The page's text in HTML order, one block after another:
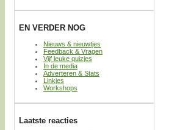
EN VERDER NOG
Nieuws & nieuwtjes
Feedback & Vragen
Vijf leuke quizjes
In de media
Adverteren & Stats
Linkjes
Workshops
Laatste reacties